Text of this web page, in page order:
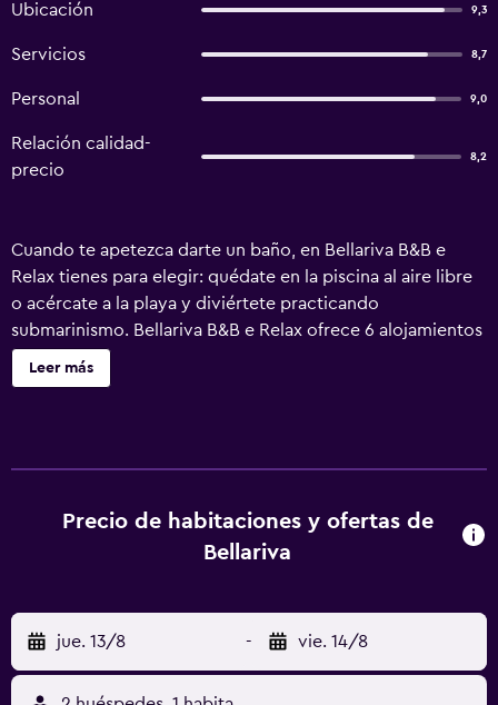
Ubicación 9,3
Servicios 8,7
Personal 9,0
Relación calidad-
precio
8,2
Cuando te apetezca darte un baño, en Bellariva B&B e
Relax tienes para elegir: quédate en la piscina al aire libre
o acércate a la playa y diviértete practicando
submarinismo. Bellariva B&B e Relax ofrece 6 alojamientos
con minibar y caja fuerte. Las camas están vestidas con
ropa de cama de alta calidad. Se ofrece una televisión de
gratis. Los servicios para las personas de negocios
incluyen escritorio y teléfono. Se ofrece servicio de
libre y bañera de hidromasaje. Se pueden practicar las
actividades de ocio y esparcimiento que se indican más
abajo en las instalaciones o cerca del alojamiento (es
Leer más
Precio de habitaciones y ofertas de
Bellariva
jue. 13/8 - vie. 14/8